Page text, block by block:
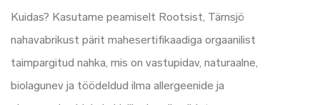
Kuidas? Kasutame peamiselt Rootsist, Tärnsjö
nahavabrikust pärit mahesertifikaadiga orgaanilist
taimpargitud nahka, mis on vastupidav, naturaalne,
biolagunev ja töödeldud ilma allergeenide ja